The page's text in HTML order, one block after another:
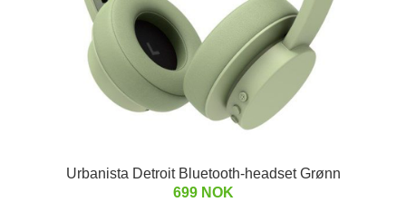
Urbanista Detroit Bluetooth-headset Grønn
699 NOK